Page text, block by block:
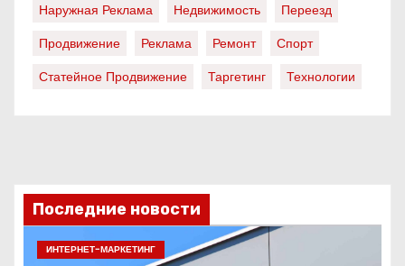
Наружная Реклама
Недвижимость
Переезд
Продвижение
Реклама Ремонт
Спорт
Статейное Продвижение
Таргетинг Технологии
Последние новости
ИНТЕРНЕТ-МАРКЕТИНГ